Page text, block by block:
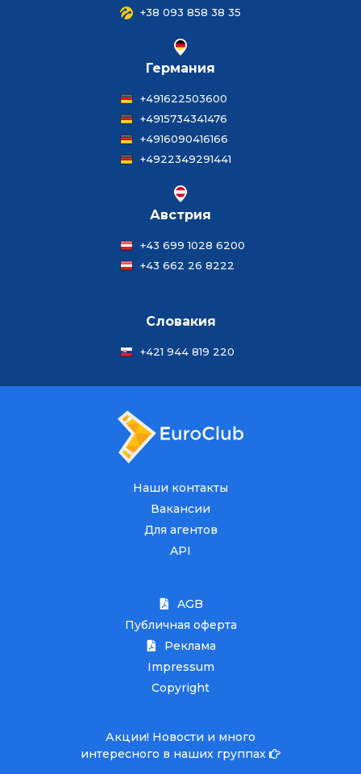
+38 093 858 38 35
Германия
+491622503600
+4915734341476
+4916090416166
+4922349291441
Австрия
+43 699 1028 6200
+43 662 26 8222
Словакия
+421 944 819 220
Наши контакты
Вакансии
Для агентов
API
AGB
Публичная оферта
Реклама
Impressum
Copyright
Акции! Новости и много
интересного в наших группах